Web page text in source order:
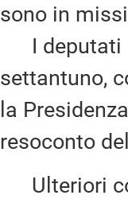
sono in
I deputati
settantuno,
la
resoconto
Ulteriori